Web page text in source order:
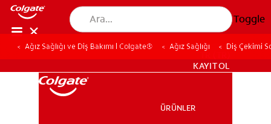
Toggle
KAYIT OL
ÜRÜNLER
Ağız Sağlığı ve Diş Bakımı | Colgate® Ağız Sağlığı Diş Çekimi